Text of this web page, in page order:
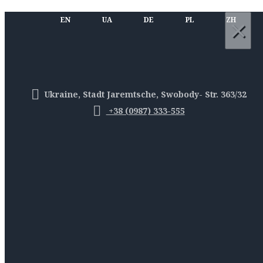
EN UA DE PL ZH
Ukraine, Stadt Jaremtsche, Swobody- Str. 363/32
+38 (0987) 333-555
×